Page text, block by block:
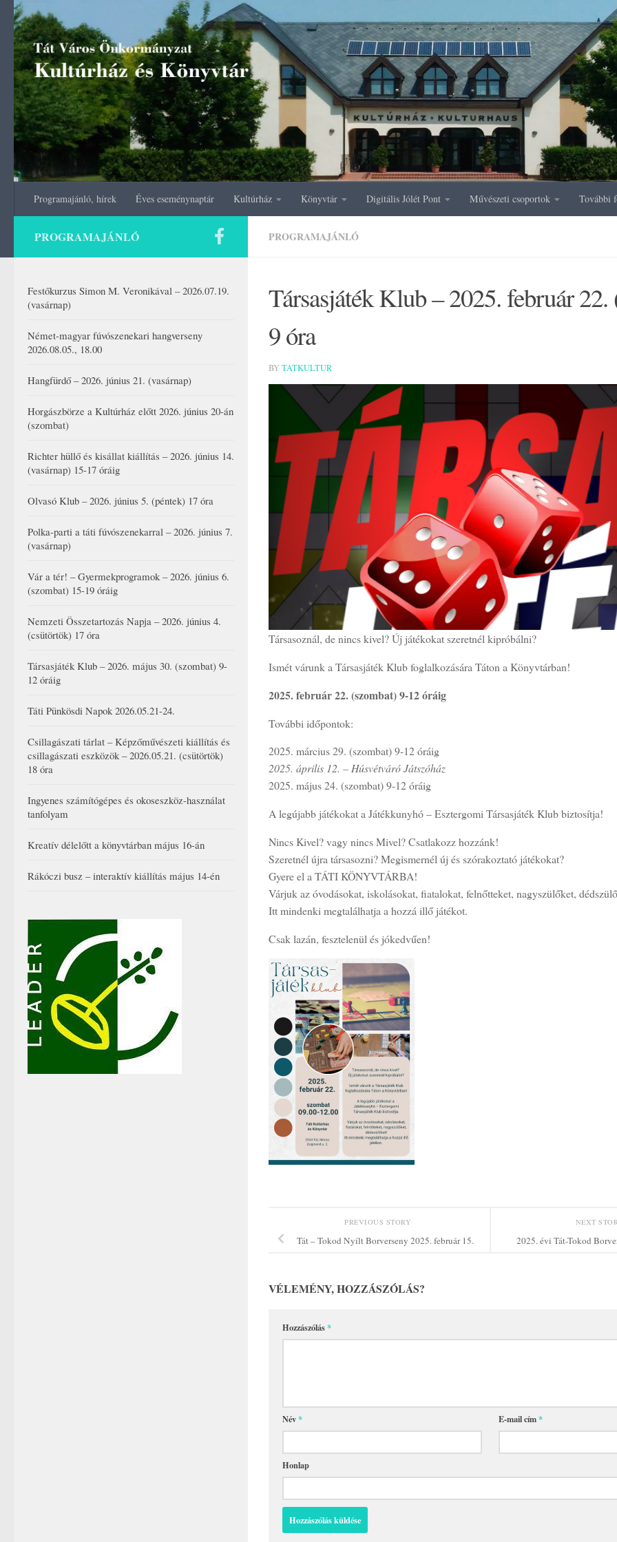
Skip to content
Programajánló, hírek Éves eseménynaptár Kultúrház Könyvtár Digitális Jólét Pont Művészeti csoportok További
PROGRAMAJÁNLÓ
Társasjáték Klub – 2025. február 22.
9 óra
BY TATKULTUR
Társasoznál, de nincs kivel? Új játékokat szeretnél kipróbálni?
Ismét várunk a Társasjáték Klub foglalkozására Táton a Könyvtárban!
2025. február 22. (szombat) 9-12 óráig
További időpontok:
2025. március 29. (szombat) 9-12 óráig
2025. április 12. – Húsvétváró Játszóház
2025. május 24. (szombat) 9-12 óráig
A legújabb játékokat a Játékkunyhó – Esztergomi Társasjáték Klub biztosítja!
Nincs Kivel? vagy nincs Mivel? Csatlakozz hozzánk!
Szeretnél újra társasozni? Megismernél új és szórakoztató játékokat?
Gyere el a TÁTI KÖNYVTÁRBA!
Várjuk az óvodásokat, iskolásokat, fiatalokat, felnőtteket, nagyszülőket,
Itt mindenki megtalálhatja a hozzá illő játékot.
Csak lazán, fesztelenül és jókedvűen!
NEXT
2025. évi Tát-Tokod
PREVIOUS STORY
Tát – Tokod Nyílt Borverseny 2025. február 15.
VÉLEMÉNY, HOZZÁSZÓLÁS?
Hozzászólás*
Név* E-mail cím*
Honlap
PROGRAMAJÁNLÓ
Festőkurzus Simon M. Veronikával – 2026.07.19.
(vasárnap)
Német-magyar fúvószenekari hangverseny
2026.08.05., 18.00
Hangfürdő – 2026. június 21. (vasárnap)
Horgászbörze a Kultúrház előtt 2026. június 20-án
(szombat)
Richter hüllő és kisállat kiállítás – 2026. június 14.
(vasárnap) 15-17 óráig
Olvasó Klub – 2026. június 5. (péntek) 17 óra
Polka-parti a táti fúvószenekarral – 2026. június 7.
(vasárnap)
Vár a tér! – Gyermekprogramok – 2026. június 6.
(szombat) 15-19 óráig
Nemzeti Összetartozás Napja – 2026. június 4.
(csütörtök) 17 óra
Társasjáték Klub – 2026. május 30. (szombat) 9-
12 óráig
Táti Pünkösdi Napok 2026.05.21-24.
Csillagászati tárlat – Képzőművészeti kiállítás és
csillagászati eszközök – 2026.05.21. (csütörtök)
18 óra
Ingyenes számítógépes és okoseszköz-használat
tanfolyam
Kreatív délelőtt a könyvtárban május 16-án
Rákóczi busz – interaktív kiállítás május 14-én